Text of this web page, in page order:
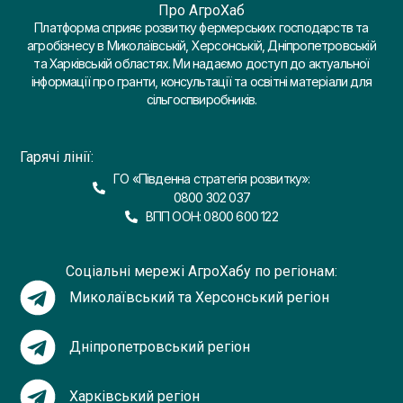
Про АгроХаб
Платформа сприяє розвитку фермерських господарств та
агробізнесу в Миколаївській, Херсонській, Дніпропетровській
та Харківській областях. Ми надаємо доступ до актуальної
інформації про гранти, консультації та освітні матеріали для
сільгоспвиробників.
Гарячі лінії:
ГО «Південна стратегія розвитку»:
0800 302 037
ВПП ООН: 0800 600 122
Соціальні мережі АгроХабу по регіонам:
Миколаївський та Херсонський регіон
Дніпропетровський регіон
Харківський регіон